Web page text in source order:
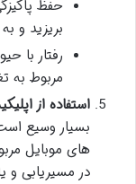
حفظ
بریزید و
رفتار با
مربوط به
استفاده از
بسیار وسیع
های موبایل
در مسیریابی و